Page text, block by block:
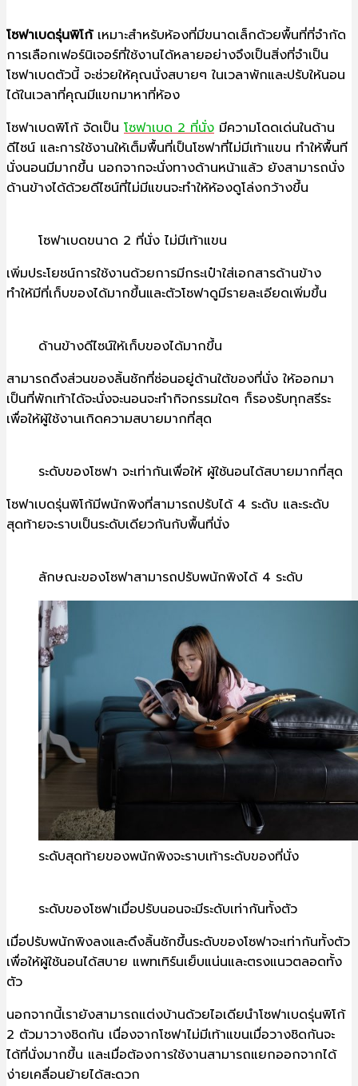
โซฟาเบดรุ่นพิโก้เหมาะสำหรับห้องที่มีขนาดเล็กด้วยพื้นที่ที่จำกัด
การเลือกเฟอร์นิเจอร์ที่ใช้งานได้หลายอย่างจึงเป็นสิ่งที่จำเป็น
โซฟาเบดตัวนี้ จะช่วยให้คุณนั่งสบายๆ ในเวลาพักและปรับให้นอน
ได้ในเวลาที่คุณมีแขกมาหาที่ห้อง
โซฟาเบดพิโก้ จัดเป็น โซฟาเบด 2 ที่นั่ง มีความโดดเด่นในด้าน
ดีไซน์ และการใช้งานให้เต็มพื้นที่เป็นโซฟาที่ไม่มีเท้าแขน ทำให้พื้นที
นั่งนอนมีมากขึ้น นอกจากจะนั่งทางด้านหน้าแล้ว ยังสามารถนั่ง
ด้านข้างได้ด้วยดีไซน์ที่ไม่มีแขนจะทำให้ห้องดูโล่งกว้างขึ้น
โซฟาเบดขนาด 2 ที่นั่ง ไม่มีเท้าแขน
เพิ่มประโยชน์การใช้งานด้วยการมีกระเป๋าใส่เอกสารด้านข้าง
ทำให้มีที่เก็บของได้มากขึ้นและตัวโซฟาดูมีรายละเอียดเพิ่มขึ้น
ด้านข้างดีไซน์ให้เก็บของได้มากขึ้น
สามารถดึงส่วนของลิ้นชักที่ซ่อนอยู่ด้านใต้ของที่นั่ง ให้ออกมา
เป็นที่พักเท้าได้จะนั่งจะนอนจะทำกิจกรรมใดๆ ก็รองรับทุกสรีระ
เพื่อให้ผู้ใช้งานเกิดความสบายมากที่สุด
ระดับของโซฟา จะเท่ากันเพื่อให้ ผู้ใช้นอนได้สบายมากที่สุด
โซฟาเบดรุ่นพิโก้มีพนักพิงที่สามารถปรับได้ 4 ระดับ และระดับ
สุดท้ายจะราบเป็นระดับเดียวกันกับพื้นที่นั่ง
ลักษณะของโซฟาสามารถปรับพนักพิงได้ 4 ระดับ
ระดับสุดท้ายของพนักพิงจะราบเท้าระดับของที่นั่ง
ระดับของโซฟาเมื่อปรับนอนจะมีระดับเท่ากันทั้งตัว
เมื่อปรับพนักพิงลงและดึงลิ้นชักขึ้นระดับของโซฟาจะเท่ากันทั้งตัว
เพื่อให้ผู้ใช้นอนได้สบาย แพทเทิร์นเย็บแน่นและตรงแนวตลอดทั้ง
ตัว
นอกจากนี้เรายังสามารถแต่งบ้านด้วยไอเดียนำโซฟาเบดรุ่นพิโก้
2 ตัวมาวางชิดกัน เนื่องจากโซฟาไม่มีเท้าแขนเมื่อวางชิดกันจะ
ได้ที่นั่งมากขึ้น และเมื่อต้องการใช้งานสามารถแยกออกจากได้
ง่ายเคลื่อนย้ายได้สะดวก